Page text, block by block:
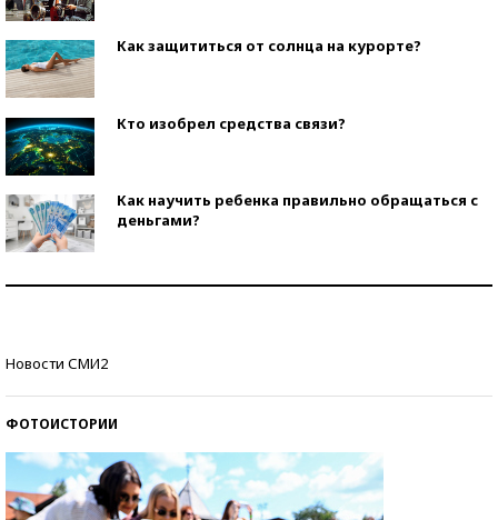
Как защититься от солнца на курорте?
Кто изобрел средства связи?
Как научить ребенка правильно обращаться с
деньгами?
Новости СМИ2
ФОТОИСТОРИИ